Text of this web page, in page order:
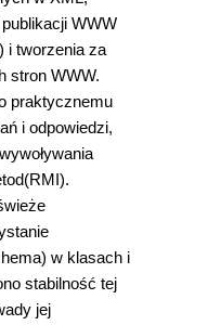
WWW
i tworzenia za
stron WWW.
praktycznemu
i odpowiedzi,
w klasach i
stabilność tej
jej